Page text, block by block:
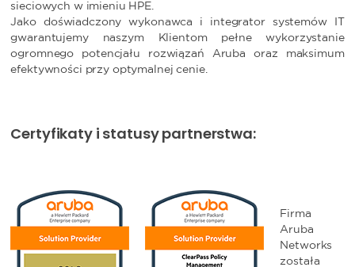
sieciowych w imieniu HPE.
Jako doświadczony wykonawca i integrator systemów IT
gwarantujemy naszym Klientom pełne wykorzystanie
ogromnego potencjału rozwiązań Aruba oraz maksimum
efektywności przy optymalnej cenie.
Certyfikaty i statusy partnerstwa:
Firma
Aruba
Networks
została